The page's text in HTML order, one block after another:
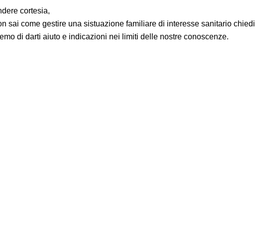
cortesia,
sai come gestire una sistuazione familiare di interesse sanitario chiedi
di darti aiuto e indicazioni nei limiti delle nostre conoscenze.